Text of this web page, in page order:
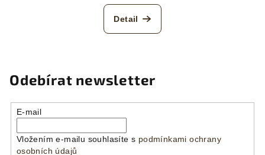
Detail
Odebírat newsletter
E-mail
Vložením e-mailu souhlasíte s podmínkami ochrany
osobních údajů